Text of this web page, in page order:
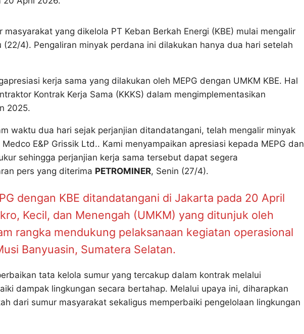
masyarakat yang dikelola PT Keban Berkah Energi (KBE) mulai mengalir
(22/4). Pengaliran minyak perdana ini dilakukan hanya dua hari setelah
kerja sama yang dilakukan oleh MEPG dengan UMKM KBE. Hal
Kontrak Kerja Sama (KKKS) dalam mengimplementasikan
2025.
waktu dua hari sejak perjanjian ditandatangani, telah mengalir minyak
E&P Grissik Ltd.. Kami menyampaikan apresiasi kepada MEPG dan
sehingga perjanjian kerja sama tersebut dapat segera
pers yang diterima PETROMINER, Senin (27/4).
dengan KBE ditandatangani di Jakarta pada 20 April
Kecil, dan Menengah (UMKM) yang ditunjuk oleh
rangka mendukung pelaksanaan kegiatan operasional
Banyuasin, Sumatera Selatan.
tata kelola sumur yang tercakup dalam kontrak melalui
dampak lingkungan secara bertahap. Melalui upaya ini, diharapkan
dari sumur masyarakat sekaligus memperbaiki pengelolaan lingkungan